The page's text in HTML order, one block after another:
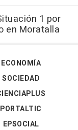
1 por
en Moratalla
ECONOMÍA
SOCIEDAD
PORTALTIC
EPSOCIAL